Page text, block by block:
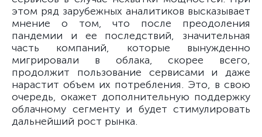
этом ряд зарубежных аналитиков высказывает
мнение о том, что после преодоления
пандемии и ее последствий, значительная
часть компаний, которые вынужденно
мигрировали в облака, скорее всего,
продолжит пользование сервисами и даже
нарастит объем их потребления. Это, в свою
очередь, окажет дополнительную поддержку
облачному сегменту и будет стимулировать
дальнейший рост рынка.